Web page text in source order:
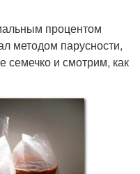
процентом
методом парусности,
семечко и смотрим, как